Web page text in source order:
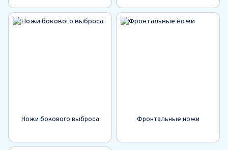
Ножи бокового выброса Фронтальные ножи